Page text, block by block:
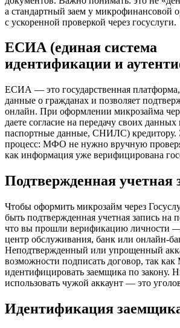
а стандартный заем у микрофинансовой
с ускоренной проверкой через госуслуги.
ЕСИА (единая система
идентификации и
ЕСИА — это государственная платформа,
данные о гражданах и позволяет
онлайн. При оформлении микрозайма
даете согласие на передачу своих
паспортные данные, СНИЛС) кредитору.
процесс: МФО не нужно вручную
как информация уже верифицирована
Подтвержденная учетная
Чтобы оформить микрозайм через
быть подтвержденная учетная запись на
что вы прошли верификацию личности
центр обслуживания, банк или онлайн-
Неподтвержденный или упрощенный
возможности подписать договор, так
идентифицировать заемщика по закону.
использовать чужой аккаунт — это
Идентификация